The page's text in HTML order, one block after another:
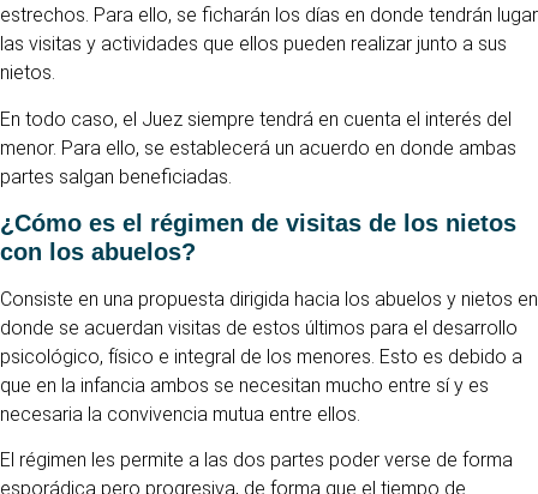
estrechos. Para ello, se ficharán los días en donde tendrán lugar
las visitas y actividades que ellos pueden realizar junto a sus
nietos.
En todo caso, el Juez siempre tendrá en cuenta el interés del
menor. Para ello, se establecerá un acuerdo en donde ambas
partes salgan beneficiadas.
¿Cómo es el régimen de visitas de los nietos
con los abuelos?
Consiste en una propuesta dirigida hacia los abuelos y nietos en
donde se acuerdan visitas de estos últimos para el desarrollo
psicológico, físico e integral de los menores. Esto es debido a
que en la infancia ambos se necesitan mucho entre sí y es
necesaria la convivencia mutua entre ellos.
El régimen les permite a las dos partes poder verse de forma
esporádica pero progresiva, de forma que el tiempo de